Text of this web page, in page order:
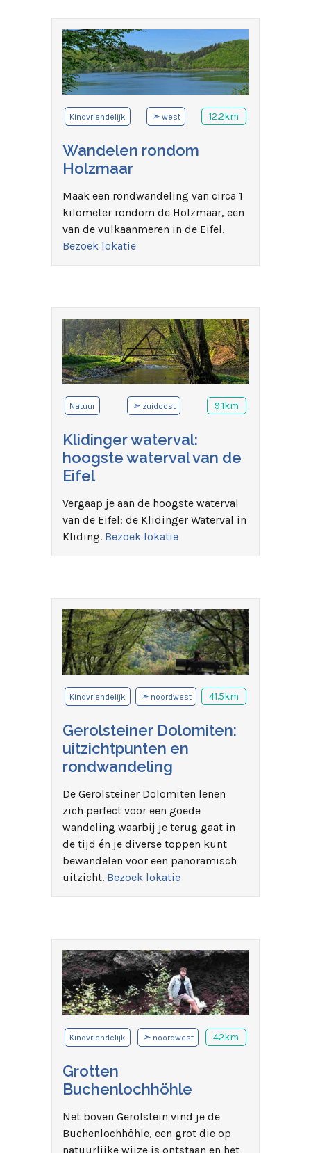
Kindvriendelijk ➣ west 12.2km
Wandelen rondom
Holzmaar
Maak een rondwandeling van circa 1
kilometer rondom de Holzmaar, een
van de vulkaanmeren in de Eifel.
Bezoek lokatie
Natuur ➣ zuidoost 9.1km
Klidinger waterval:
hoogste waterval van de
Eifel
Vergaap je aan de hoogste waterval
van de Eifel: de Klidinger Waterval in
Kliding. Bezoek lokatie
Kindvriendelijk ➣ noordwest 41.5km
Gerolsteiner Dolomiten:
uitzichtpunten en
rondwandeling
De Gerolsteiner Dolomiten lenen
zich perfect voor een goede
wandeling waarbij je terug gaat in
de tijd én je diverse toppen kunt
bewandelen voor een panoramisch
uitzicht. Bezoek lokatie
Kindvriendelijk ➣ noordwest 42km
Grotten
Buchenlochhöhle
Net boven Gerolstein vind je de
Buchenlochhöhle, een grot die op
natuurlijke wijze is ontstaan en het